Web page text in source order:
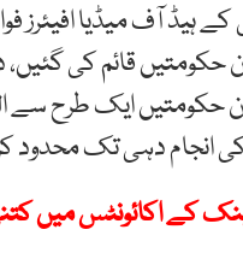
کے ہیڈ آف میڈیا
حکومتیں قائم کی
حکومتیں ایک طرح سے
انجام دہی تک محدود
کے اکائونٹس میں